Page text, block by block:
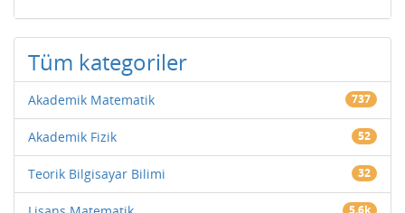
Tüm kategoriler
Akademik Matematik 737
Akademik Fizik 52
Teorik Bilgisayar Bilimi 32
5.6k